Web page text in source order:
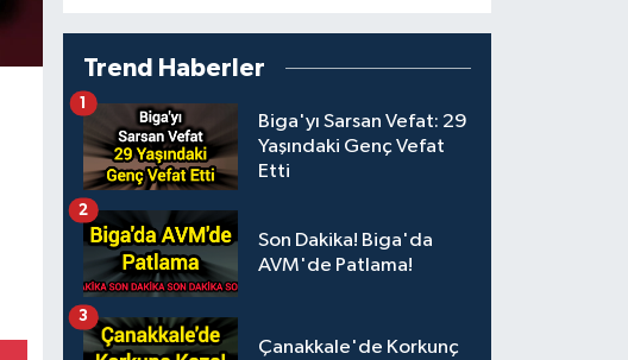
Trend Haberler
Biga'yı Sarsan Vefat: 29
Yaşındaki Genç Vefat
Etti
1
Son Dakika! Biga'da
AVM'de Patlama!
2
Çanakkale'de Korkunç
3